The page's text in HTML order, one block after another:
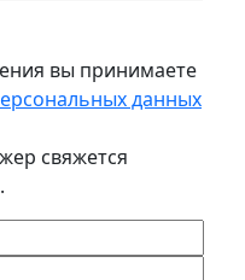
вы принимаете
данных
свяжется